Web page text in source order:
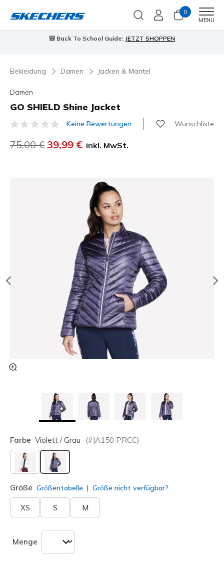
0
MENU
🎒 Back To School Guide: JETZT SHOPPEN
Bekleidung Damen Jacken & Mäntel
Damen
GO SHIELD Shine Jacket
5 von 5 Kundenbewertungen
Keine Bewertungen Wunschliste
Reduziert von
75,00 € auf
39,99 € inkl. MwSt.
Farbe Violett / Grau (#JA150 PRCC)
ausgewählt
Größe Größentabelle Größe nicht verfügbar?
XS S M
Menge